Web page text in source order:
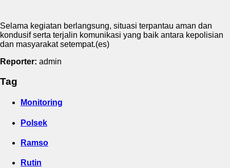
Selama kegiatan berlangsung, situasi terpantau aman dan
kondusif serta terjalin komunikasi yang baik antara kepolisian
dan masyarakat setempat.(es)
Reporter: admin
Tag
Monitoring
Polsek
Ramso
Rutin